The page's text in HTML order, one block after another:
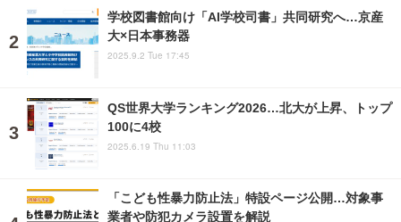
学校図書館向け「AI学校司書」共同研究へ…京産
大×日本事務器
2025.9.2 Tue 17:45
QS世界大学ランキング2026…北大が上昇、トップ
100に4校
2025.6.19 Thu 11:03
「こども性暴力防止法」特設ページ公開…対象事
業者や防犯カメラ設置を解説